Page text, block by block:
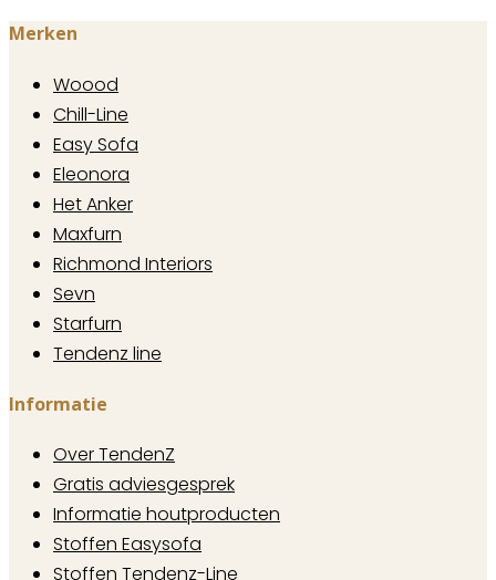
Merken
Woood
Chill-Line
Easy Sofa
Eleonora
Het Anker
Maxfurn
Richmond Interiors
Sevn
Starfurn
Tendenz line
Informatie
Over TendenZ
Gratis adviesgesprek
Informatie houtproducten
Stoffen Easysofa
Stoffen Tendenz-Line